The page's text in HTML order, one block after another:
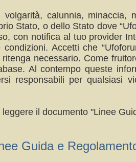
calunnia,
Stato, o dello Stato dove
con notifica al tuo provider
Accetti che
necessario. Come
Al contempo queste
responsabili per qualsiasi
il documento "Linee
Guida e